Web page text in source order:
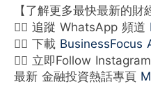
【了解更多最快最新的財
👉🏻 追蹤 WhatsApp 頻道
👉🏻 下載 BusinessFocus
👉🏻 立即Follow Instagram
最新 金融投資熱話專頁